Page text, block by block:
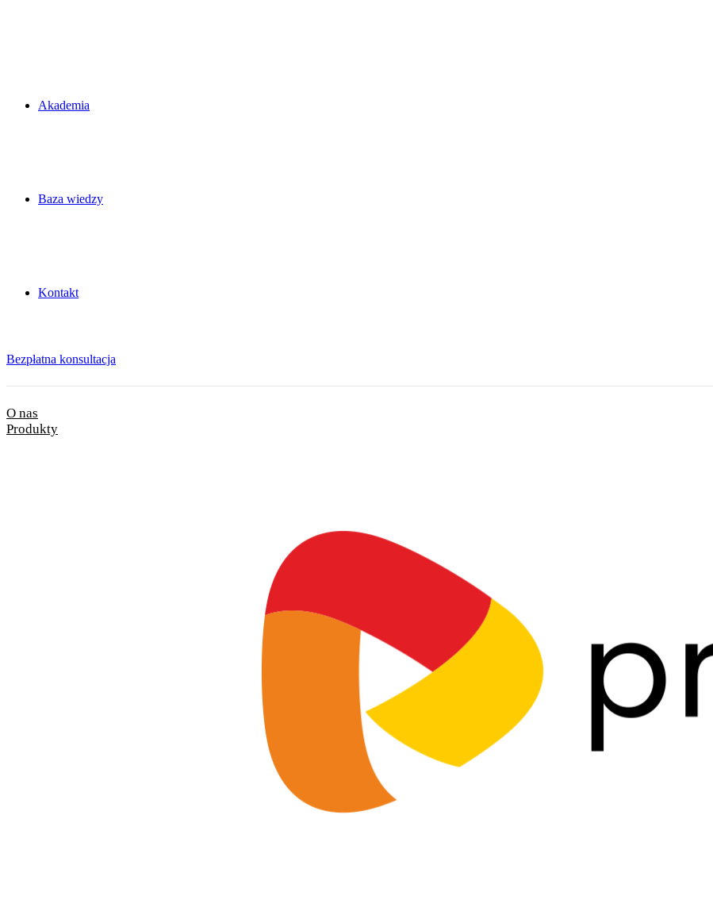
Akademia
Baza wiedzy
Kontakt
Bezpłatna konsultacja
O nas
Produkty